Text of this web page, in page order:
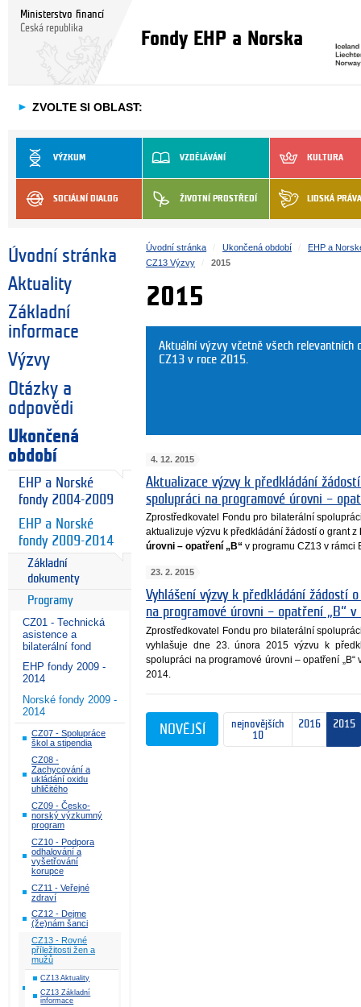
Ministerstvo financí
Česká republika
Fondy EHP a Norska
► ZVOLTE SI OBLAST:
VÝZKUM VZDĚLÁVÁNÍ KULTURA
SOCIÁLNÍ DIALOG ŽIVOTNÍ PROSTŘEDÍ LIDSKÁ PRÁVA
Úvodní stránka
Aktuality
Základní
informace
Výzvy
Otázky a
odpovědi
Ukončená
období
EHP a Norské
fondy 2004-2009
EHP a Norské
fondy 2009-2014
Základní
dokumenty
Programy
CZ01 - Technická
asistence a
bilaterální fond
EHP fondy 2009 -
2014
Norské fondy 2009 -
2014
CZ07 - Spolupráce
škol a stipendia
CZ08 -
Zachycování a
ukládání oxidu
uhličitého
CZ09 - Česko-
norský výzkumný
program
CZ10 - Podpora
odhalování a
vyšetřování
korupce
CZ11 - Veřejné
zdraví
CZ12 - Dejme
(že)nám šanci
CZ13 - Rovné
příležitosti žen a
mužů
CZ13 Aktuality
CZ13 Základní
informace
Úvodní stránka Ukončená období
EHP a
CZ13 Výzvy
2015
2015
Aktuální výzvy včetně všech relevantních
CZ13 v roce 2015.
4. 12. 2015
Aktualizace výzvy k předkládání
spolupráci na programové úrovni –
Zprostředkovatel Fondu pro bilaterální
aktualizuje výzvu k předkládání žádostí o grant z
úrovni – opatření „B“ v programu CZ13 v rámci
23. 2. 2015
Vyhlášení výzvy k předkládání žádostí
na programové úrovni – opatření „B“ v
Zprostředkovatel Fondu pro bilaterální
vyhlašuje dne 23. února 2015 výzvu k
spolupráci na programové úrovni – opatření
2014.
nejnovějších
10
2016 2015
NOVĚJŠÍ